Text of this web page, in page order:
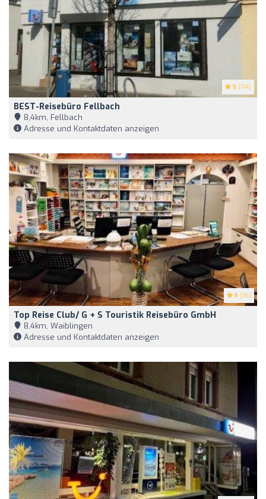
5 (114)
BEST-Reisebüro Fellbach
8,4km, Fellbach
Adresse und Kontaktdaten anzeigen
5 (16)
Top Reise Club/ G + S Touristik Reisebüro GmbH
8,4km, Waiblingen
Adresse und Kontaktdaten anzeigen